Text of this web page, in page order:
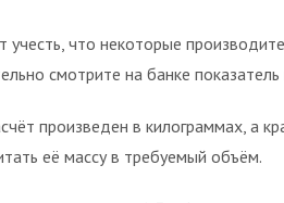
учесть, что некоторые
смотрите на банке
произведен в килограммах, а
её массу в требуемый объём.